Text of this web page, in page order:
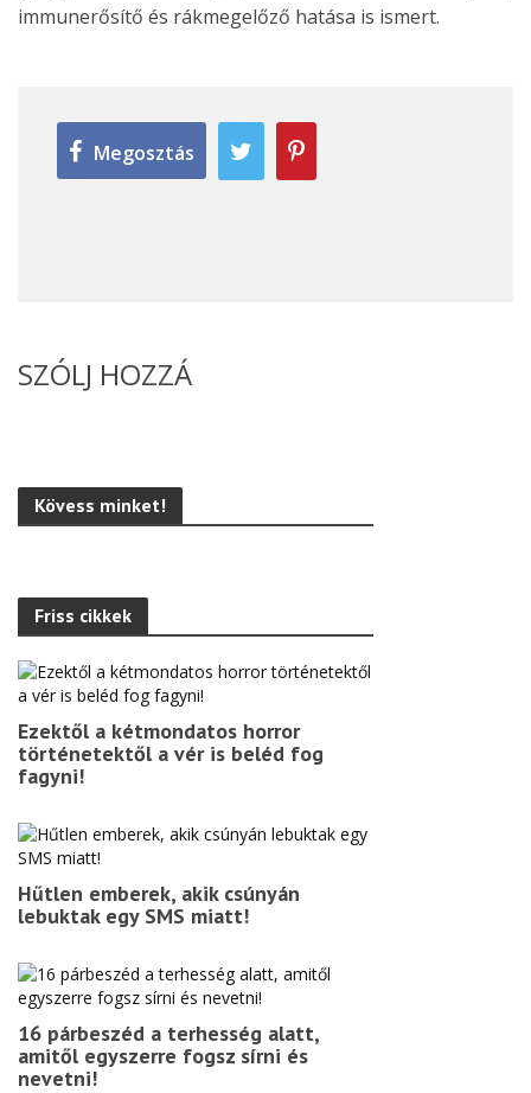
immunerősítő és rákmegelőző hatása is ismert.
Megosztás
SZÓLJ HOZZÁ
Kövess minket!
Friss cikkek
Ezektől a kétmondatos horror
történetektől a vér is beléd fog
fagyni!
Hűtlen emberek, akik csúnyán
lebuktak egy SMS miatt!
16 párbeszéd a terhesség alatt,
amitől egyszerre fogsz sírni és
nevetni!